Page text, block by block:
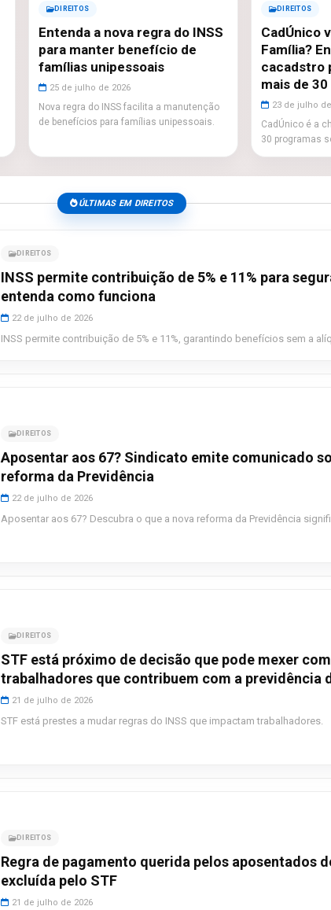
DIREITOS
Entenda a nova regra do INSS
para manter benefício de
famílias unipessoais
25 de julho de 2026
Nova regra do INSS facilita a manutenção
de benefícios para famílias unipessoais.
DIREITOS
CadÚnico
Família?
cacadstro
mais de
23 de julho
CadÚnico é a
30 programas
ÚLTIMAS EM DIREITOS
DIREITOS
INSS permite contribuição de 5% e 11% para
entenda como funciona
22 de julho de 2026
INSS permite contribuição de 5% e 11%, garantindo benefícios sem a
DIREITOS
Aposentar aos 67? Sindicato emite comunicado
reforma da Previdência
22 de julho de 2026
Aposentar aos 67? Descubra o que a nova reforma da Previdência
DIREITOS
STF está próximo de decisão que pode mexer com
trabalhadores que contribuem com a previdência
21 de julho de 2026
STF está prestes a mudar regras do INSS que impactam trabalhadores.
DIREITOS
Regra de pagamento querida pelos aposentados
excluída pelo STF
21 de julho de 2026